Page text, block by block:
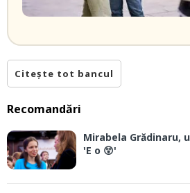
Citește tot bancul
Recomandări
Mirabela Grădinaru,
'E o 😲'